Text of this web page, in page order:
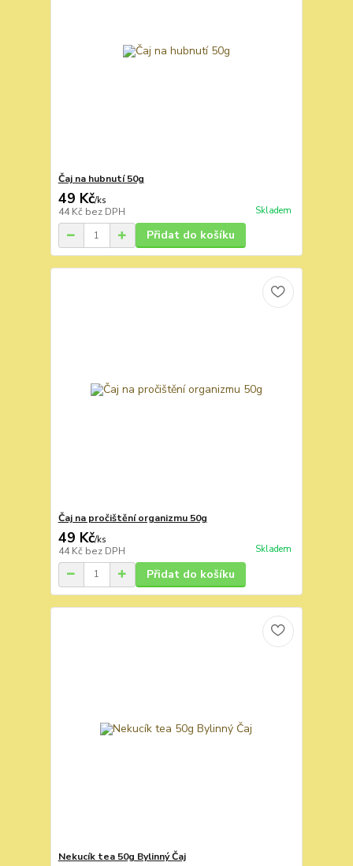
Čaj na hubnutí 50g
49 Kč/ks
44 Kč bez DPH Skladem
Přidat do košíku
Čaj na pročištění organizmu 50g
49 Kč/ks
44 Kč bez DPH Skladem
Přidat do košíku
Nekucík tea 50g Bylinný Čaj